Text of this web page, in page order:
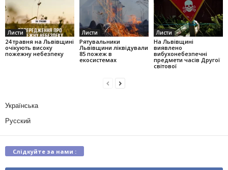
Листи
24 травня на Львівщині
очікують високу
пожежну небезпеку
Листи
Рятувальники
Львівщини ліквідували
85 пожеж в
екосистемах
Листи
На Львівщині
виявлено
вибухонебезпечні
предмети часів Другої
світової
Українська
Русский
Слідкуйте за нами :